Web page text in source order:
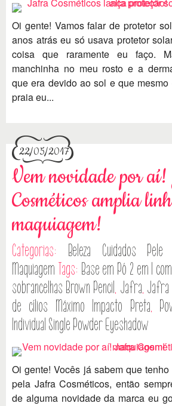
Oi gente! Vamos falar de protetor
anos atrás eu só usava protetor
coisa que raramente eu faço.
manchinha no meu rosto e a
que era devido ao sol e que
praia eu...
22/05/2017
Vem novidade por
Cosméticos amplia
maquiagem!
Categorias: Beleza Cuidados Pele
Maquiagem Tags: Base em Pó 2 em 1
sobrancelhas Brown Pencil, Jafra, Jafra
de cílios Máximo Impacto Preta,
Individual Single Powder Eyeshadow
Oi gente! Vocês já sabem que
pela Jafra Cosméticos, então
de alguma novidade da marca eu